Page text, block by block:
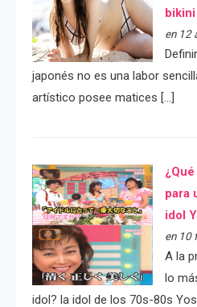
en 12
japonés no es una labor
artístico posee matices […]
para
idol
en 10
A la
lo
idol? la idol de los 70s-80s